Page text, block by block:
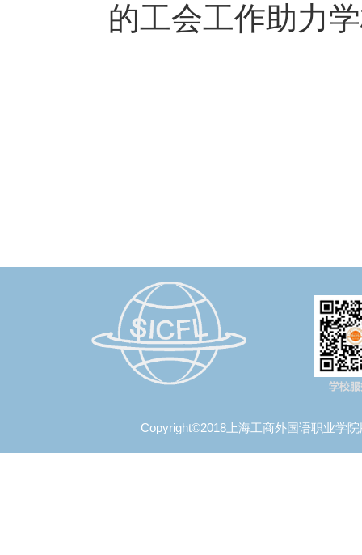
的工会工作助力
Copyright©2018上海工商外国语职业学